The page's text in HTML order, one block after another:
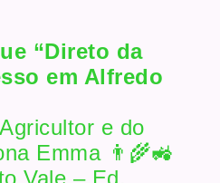
“Direto da
em Alfredo
e do
Emma 👨‍🌾🚜